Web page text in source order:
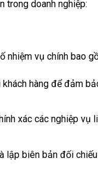
trong doanh nghiệp:
nhiệm vụ chính bao
hàng để đảm
xác các nghiệp vụ
lập biên bản đối